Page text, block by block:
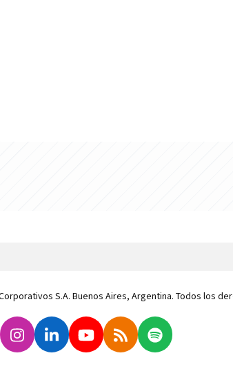
S.A. Buenos Aires, Argentina. Todos los